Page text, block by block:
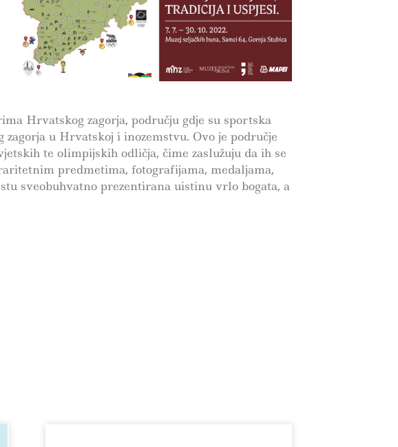
Hrvatskog zagorja, području gdje su sportska
u Hrvatskoj i inozemstvu. Ovo je područje
te olimpijskih odličja, čime zaslužuju da ih se
predmetima, fotografijama, medaljama,
sveobuhvatno prezentirana uistinu vrlo bogata, a